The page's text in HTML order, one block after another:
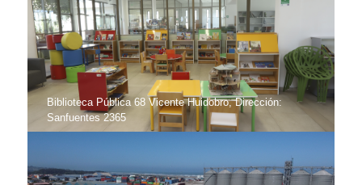
Biblioteca Pública 68 Vicente Huidobro, Dirección:
Sanfuentes 2365